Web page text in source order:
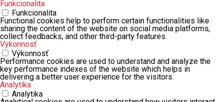
Funkcionalita
Funkcionalita
Functional cookies help to perform certain functionalities like
sharing the content of the website on social media platforms,
collect feedbacks, and other third-party features.
Výkonnosť
Výkonnosť
Performance cookies are used to understand and analyze the
key performance indexes of the website which helps in
delivering a better user experience for the visitors.
Analytika
Analytika